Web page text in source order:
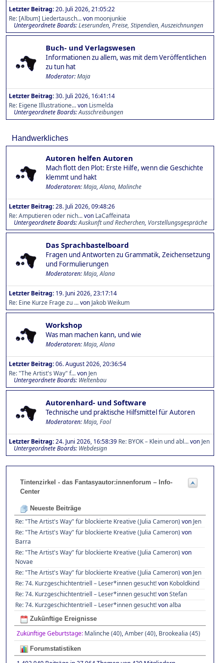
Letzter Beitrag:20. Juli 2026, 21:05:22
Re: [Album] Liedertausch...von moonjunkie
Untergeordnete Boards Leserunden Preise, Stipendien, Auszeichnungen
Buch- und Verlagswesen
Informationen zu allem, was mit dem Veröffentlichen
zu tun hat
Moderator:Maja
Letzter Beitrag:30. Juli 2026, 16:41:14
Re: Eigene Illustratione...von Lismelda
Untergeordnete Boards Ausschreibungen
Handwerkliches
Autoren helfen Autoren
Mach flott den Plot: Erste Hilfe, wenn die Geschichte
klemmt und hakt
Moderatoren:Maja,Alana, Malinche
Letzter Beitrag:28. Juli 2026, 09:48:26
Re: Amputieren oder nich...von LaCaffeinata
Untergeordnete Boards Auskunft und Recherchen Vorstellungsgespräche
Das Sprachbastelboard
Fragen und Antworten zu Grammatik, Zeichensetzung
und Formulierungen
Moderatoren:Maja,Alana
Letzter Beitrag: 19. Juni 2026, 23:17:14
Re: Eine Kurze Frage zu ...von Jakob Weikum
Workshop
Was man machen kann, und wie
Moderatoren:Maja,Alana
Letzter Beitrag:06. August 2026, 20:36:54
Re: "The Artist's Way" f...von Jen
Untergeordnete Boards Weltenbau
Autorenhard- und Software
Technische und praktische Hilfsmittel für Autoren
Moderatoren:Maja, Faol
Letzter Beitrag:24. Juni 2026, 16:58:39 Re: BYOK – Klein und abl...von Jen
Untergeordnete Boards Webdesign
Tintenzirkel - das Fantasyautor:innenforum – Info-
Center
Neueste Beiträge
Re: "The Artist's Way" für blockierte Kreative (Julia Cameron) von Jen
Re: "The Artist's Way" für blockierte Kreative (Julia Cameron) von
Barra
Re: "The Artist's Way" für blockierte Kreative (Julia Cameron) von
Novae
Re: "The Artist's Way" für blockierte Kreative (Julia Cameron) von Jen
Re: 74. Kurzgeschichtentriell – Leser*innen gesucht!von Koboldkind
Re: 74. Kurzgeschichtentriell – Leser*innen gesucht!vonStefan
Re: 74. Kurzgeschichtentriell – Leser*innen gesucht!vonalba
Zukünftige Ereignisse
Zukünftige Geburtstage: Malinche (40),Amber (40), Brookealia (45)
Forumstatistiken